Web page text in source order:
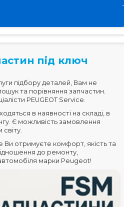
під ключ
підбору деталей, Вам не
та порівняння запчастин.
PEUGEOT Service.
в наявності на складі, в
Є можливість замовлення
Ви отримуєте комфорт, якість та
до ремонту,
марки Peugeot!